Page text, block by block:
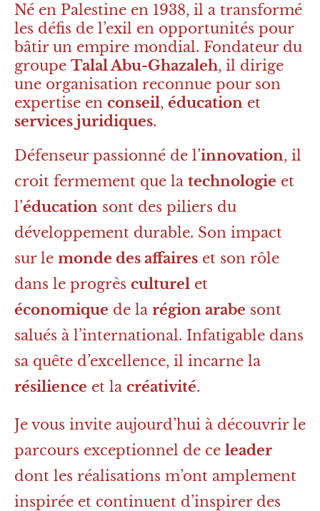
Né en Palestine en 1938, il a transformé
les défis de l’exil en opportunités pour
bâtir un empire mondial. Fondateur du
groupe Talal Abu-Ghazaleh, il dirige
une organisation reconnue pour son
expertise en conseil, éducation et
services juridiques.
Défenseur passionné de l’innovation, il
croit fermement que la technologie et
l’éducation sont des piliers du
développement durable. Son impact
sur le monde des affaires et son rôle
dans le progrès culturel et
économique de la région arabe sont
salués à l’international. Infatigable dans
sa quête d’excellence, il incarne la
résilience et la créativité.
Je vous invite aujourd’hui à découvrir le
parcours exceptionnel de ce leader
dont les réalisations m’ont amplement
inspirée et continuent d’inspirer des